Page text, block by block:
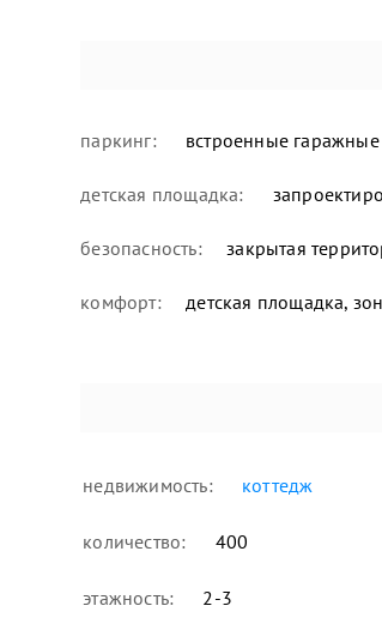
паркинг: встроенные
детская площадка:
безопасность: закрытая
комфорт: детская площадка,
недвижимость: коттедж
количество: 400
этажность: 2-3